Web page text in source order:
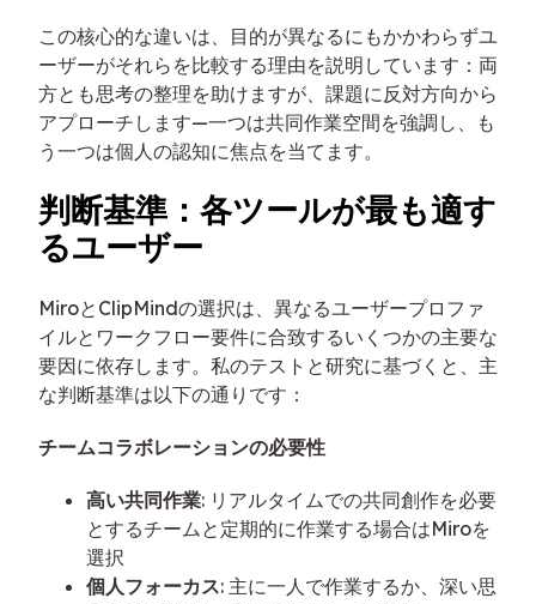
この核心的な違いは、目的が異なるにもかかわらずユ
ーザーがそれらを比較する理由を説明しています：両
方とも思考の整理を助けますが、課題に反対方向から
アプローチします—一つは共同作業空間を強調し、も
う一つは個人の認知に焦点を当てます。
判断基準：各ツールが最も適す
るユーザー
MiroとClipMindの選択は、異なるユーザープロファ
イルとワークフロー要件に合致するいくつかの主要な
要因に依存します。私のテストと研究に基づくと、主
な判断基準は以下の通りです：
チームコラボレーションの必要性
高い共同作業: リアルタイムでの共同創作を必要
とするチームと定期的に作業する場合はMiroを
選択
個人フォーカス: 主に一人で作業するか、深い思